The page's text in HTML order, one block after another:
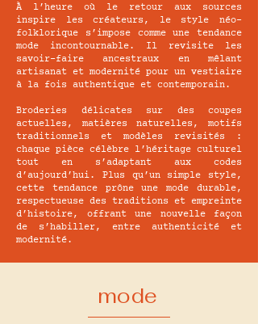
À l’heure où le retour aux sources
inspire les créateurs, le style néo-
folklorique s’impose comme une tendance
mode incontournable. Il revisite les
savoir-faire ancestraux en mêlant
artisanat et modernité pour un vestiaire
à la fois authentique et contemporain.
Broderies délicates sur des coupes
actuelles, matières naturelles, motifs
traditionnels et modèles revisités :
chaque pièce célèbre l’héritage culturel
tout en s’adaptant aux codes
d’aujourd’hui. Plus qu’un simple style,
cette tendance prône une mode durable,
respectueuse des traditions et empreinte
d’histoire, offrant une nouvelle façon
de s’habiller, entre authenticité et
modernité.
mode